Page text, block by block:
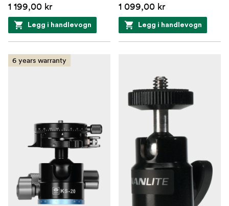
1 199,00 kr
Legg i handlevogn
1 099,00 kr
Legg i handlevogn
6 years warranty